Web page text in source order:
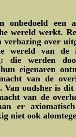
onbedoeld
wereld werkt.
verbazing over
wereld van de
die werden
eigenaren
van de
Van oudsher is
van de
er
niet ook